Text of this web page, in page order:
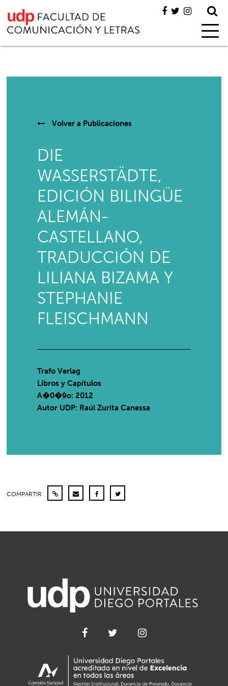
Volver a Publicaciones
DIE
WASSERSTÄDTE,
EDICIÓN BILINGÜE
ALEMÁN-
CASTELLANO,
TRADUCCIÓN DE
LILIANA BIZAMA Y
STEPHANIE
FLEISCHMANN
Trafo Verlag
Libros y Capítulos
A�0�9o: 2012
Autor UDP: Raúl Zurita Canessa
COMPARTIR